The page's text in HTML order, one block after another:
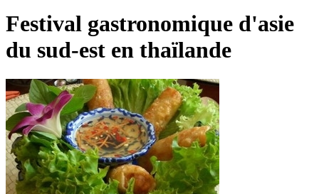
Festival gastronomique d'asie
du sud-est en thaïlande